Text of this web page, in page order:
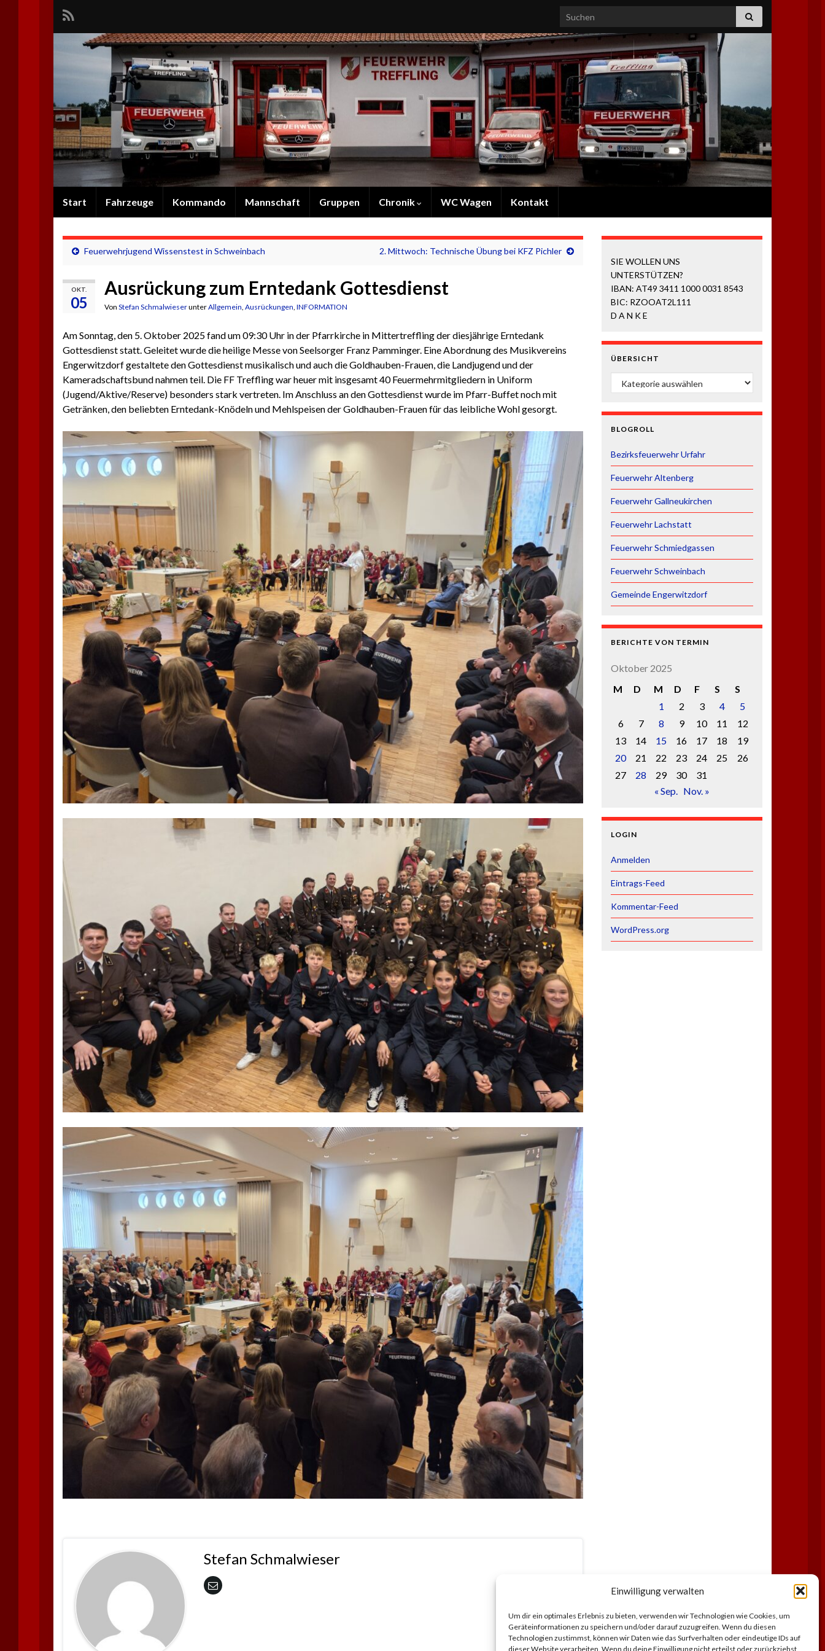
Einwilligung verwalten
Um dir ein optimales Erlebnis zu bieten, verwenden wir Technologien wie Cookies, um
Geräteinformationen zu speichern und/oder darauf zuzugreifen. Wenn du diesen
Technologien zustimmst, können wir Daten wie das Surfverhalten oder eindeutige IDs auf
dieser Website verarbeiten. Wenn du deine Einwilligung nicht erteilst oder zurückziehst,
Search for:
Start Fahrzeuge Kommando Mannschaft Gruppen Chronik WC Wagen Kontakt
Feuerwehrjugend Wissenstest in Schweinbach 2. Mittwoch: Technische Übung bei KFZ Pichler
OKT.
05
Ausrückung zum Erntedank Gottesdienst
Von Stefan SchmalwieserunterAllgemein, Ausrückungen, INFORMATION
Am Sonntag, den 5. Oktober 2025 fand um 09:30 Uhr in der Pfarrkirche in Mittertreffling der diesjährige Erntedank
Gottesdienst statt. Geleitet wurde die heilige Messe von Seelsorger Franz Pamminger. Eine Abordnung des Musikvereins
Engerwitzdorf gestaltete den Gottesdienst musikalisch und auch die Goldhauben-Frauen, die Landjugend und der
Kameradschaftsbund nahmen teil. Die FF Treffling war heuer mit insgesamt 40 Feuermehrmitgliedern in Uniform
(Jugend/Aktive/Reserve) besonders stark vertreten. Im Anschluss an den Gottesdienst wurde im Pfarr-Buffet noch mit
Getränken, den beliebten Erntedank-Knödeln und Mehlspeisen der Goldhauben-Frauen für das leibliche Wohl gesorgt.
Stefan Schmalwieser
SIE WOLLEN UNS
UNTERSTÜTZEN?
IBAN: AT49 3411 1000 0031 8543
BIC: RZOOAT2L111
D A N K E
ÜBERSICHT
ÜBERSICHT
BLOGROLL
Bezirksfeuerwehr Urfahr
Feuerwehr Altenberg
Feuerwehr Gallneukirchen
Feuerwehr Lachstatt
Feuerwehr Schmiedgassen
Feuerwehr Schweinbach
Gemeinde Engerwitzdorf
BERICHTE VON TERMIN
Oktober 2025
M
D M D F S
S
1
2 3 4
5
6
7 8 9 10 11
12
13
14 15 16 17 18
19
20
21 22 23 24 25
26
27
28 29 30
31
« Sep. Nov. »
LOGIN
Anmelden
Eintrags-Feed
Kommentar-Feed
WordPress.org